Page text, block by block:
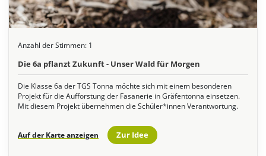
Anzahl der Stimmen: 1
Die 6a pflanzt Zukunft - Unser Wald für Morgen
Die Klasse 6a der TGS Tonna möchte sich mit einem besonderen
Projekt für die Aufforstung der Fasanerie in Gräfentonna einsetzen.
Mit diesem Projekt übernehmen die Schüler*innen Verantwortung.
Auf der Karte anzeigen Zur Idee